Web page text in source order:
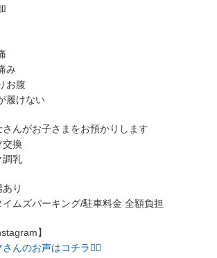
み
お腹
履けない
んがお子さまをお預かりします
交換
調乳
り
イムズパーキング/駐車料金 全額負担
】
んのお声はコチラ💁‍♀️